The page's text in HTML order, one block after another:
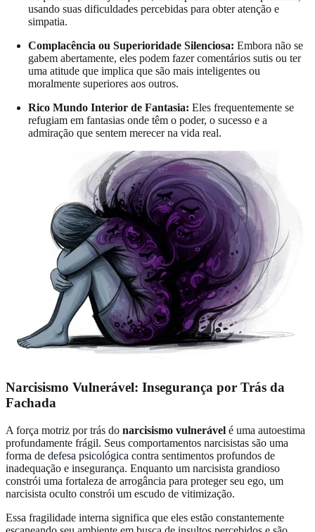
usando suas dificuldades percebidas para obter atenção e
simpatia.
Complacência ou Superioridade Silenciosa: Embora não se
gabem abertamente, eles podem fazer comentários sutis ou ter
uma atitude que implica que são mais inteligentes ou
moralmente superiores aos outros.
Rico Mundo Interior de Fantasia: Eles frequentemente se
refugiam em fantasias onde têm o poder, o sucesso e a
admiração que sentem merecer na vida real.
Narcisismo Vulnerável: Insegurança por Trás da
Fachada
A força motriz por trás do narcisismo vulnerável é uma autoestima
profundamente frágil. Seus comportamentos narcisistas são uma
forma de defesa psicológica contra sentimentos profundos de
inadequação e insegurança. Enquanto um narcisista grandioso
constrói uma fortaleza de arrogância para proteger seu ego, um
narcisista oculto constrói um escudo de vitimização.
Essa fragilidade interna significa que eles estão constantemente